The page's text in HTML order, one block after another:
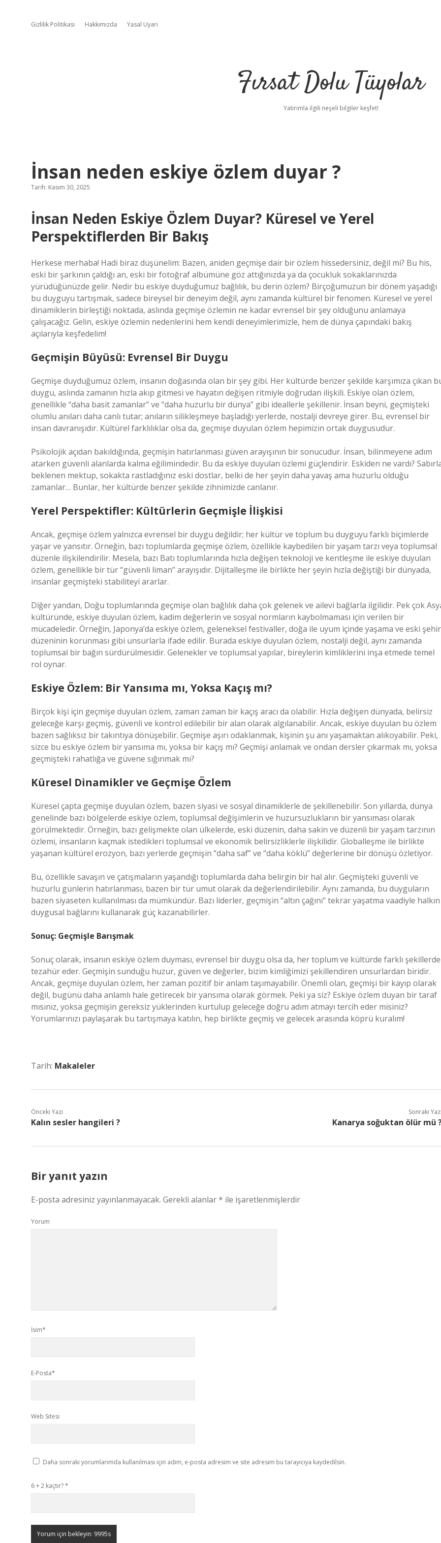
Gizlilik Politikası Hakkımızda Yasal Uyarı
Fırsat Dolu Tüyolar
Yatırımla ilgili neşeli bilgiler keşfet!
İnsan neden eskiye özlem duyar ?
Tarih: Kasım 30, 2025
İnsan Neden Eskiye Özlem Duyar? Küresel ve Yerel
Perspektiflerden Bir Bakış
Herkese merhaba! Hadi biraz düşünelim: Bazen, aniden geçmişe dair bir özlem hissedersiniz, değil mi? Bu his,
eski bir şarkının çaldığı an, eski bir fotoğraf albümüne göz attığınızda ya da çocukluk sokaklarınızda
yürüdüğünüzde gelir. Nedir bu eskiye duyduğumuz bağlılık, bu derin özlem? Birçoğumuzun bir dönem yaşadığı
bu duyguyu tartışmak, sadece bireysel bir deneyim değil, aynı zamanda kültürel bir fenomen. Küresel ve yerel
dinamiklerin birleştiği noktada, aslında geçmişe özlemin ne kadar evrensel bir şey olduğunu anlamaya
çalışacağız. Gelin, eskiye özlemin nedenlerini hem kendi deneyimlerimizle, hem de dünya çapındaki bakış
açılarıyla keşfedelim!
Geçmişin Büyüsü: Evrensel Bir Duygu
Geçmişe duyduğumuz özlem, insanın doğasında olan bir şey gibi. Her kültürde benzer şekilde karşımıza çıkan
duygu, aslında zamanın hızla akıp gitmesi ve hayatın değişen ritmiyle doğrudan ilişkili. Eskiye olan özlem,
genellikle “daha basit zamanlar” ve “daha huzurlu bir dünya” gibi ideallerle şekillenir. İnsan beyni, geçmişteki
olumlu anıları daha canlı tutar; anıların silikleşmeye başladığı yerlerde, nostalji devreye girer. Bu, evrensel bir
insan davranışıdır. Kültürel farklılıklar olsa da, geçmişe duyulan özlem hepimizin ortak duygusudur.
Psikolojik açıdan bakıldığında, geçmişin hatırlanması güven arayışının bir sonucudur. İnsan, bilinmeyene adım
atarken güvenli alanlarda kalma eğilimindedir. Bu da eskiye duyulan özlemi güçlendirir. Eskiden ne vardı?
beklenen mektup, sokakta rastladığınız eski dostlar, belki de her şeyin daha yavaş ama huzurlu olduğu
zamanlar… Bunlar, her kültürde benzer şekilde zihnimizde canlanır.
Yerel Perspektifler: Kültürlerin Geçmişle İlişkisi
Ancak, geçmişe özlem yalnızca evrensel bir duygu değildir; her kültür ve toplum bu duyguyu farklı biçimlerde
yaşar ve yansıtır. Örneğin, bazı toplumlarda geçmişe özlem, özellikle kaybedilen bir yaşam tarzı veya toplumsal
düzenle ilişkilendirilir. Mesela, bazı Batı toplumlarında hızla değişen teknoloji ve kentleşme ile eskiye duyulan
özlem, genellikle bir tür “güvenli liman” arayışıdır. Dijitalleşme ile birlikte her şeyin hızla değiştiği bir dünyada,
insanlar geçmişteki stabiliteyi ararlar.
Diğer yandan, Doğu toplumlarında geçmişe olan bağlılık daha çok gelenek ve ailevi bağlarla ilgilidir. Pek çok
kültüründe, eskiye duyulan özlem, kadim değerlerin ve sosyal normların kaybolmaması için verilen bir
mücadeledir. Örneğin, Japonya’da eskiye özlem, geleneksel festivaller, doğa ile uyum içinde yaşama ve eski şehir
düzeninin korunması gibi unsurlarla ifade edilir. Burada eskiye duyulan özlem, nostalji değil, aynı zamanda
toplumsal bir bağın sürdürülmesidir. Gelenekler ve toplumsal yapılar, bireylerin kimliklerini inşa etmede temel
rol oynar.
Eskiye Özlem: Bir Yansıma mı, Yoksa Kaçış mı?
Birçok kişi için geçmişe duyulan özlem, zaman zaman bir kaçış aracı da olabilir. Hızla değişen dünyada, belirsiz
geleceğe karşı geçmiş, güvenli ve kontrol edilebilir bir alan olarak algılanabilir. Ancak, eskiye duyulan bu özlem
bazen sağlıksız bir takıntıya dönüşebilir. Geçmişe aşırı odaklanmak, kişinin şu anı yaşamaktan alıkoyabilir. Peki,
sizce bu eskiye özlem bir yansıma mı, yoksa bir kaçış mı? Geçmişi anlamak ve ondan dersler çıkarmak mı, yoksa
geçmişteki rahatlığa ve güvene sığınmak mı?
Küresel Dinamikler ve Geçmişe Özlem
Küresel çapta geçmişe duyulan özlem, bazen siyasi ve sosyal dinamiklerle de şekillenebilir. Son yıllarda, dünya
genelinde bazı bölgelerde eskiye özlem, toplumsal değişimlerin ve huzursuzlukların bir yansıması olarak
görülmektedir. Örneğin, bazı gelişmekte olan ülkelerde, eski düzenin, daha sakin ve düzenli bir yaşam tarzının
özlemi, insanların kaçmak istedikleri toplumsal ve ekonomik belirsizliklerle ilişkilidir. Globalleşme ile birlikte
yaşanan kültürel erozyon, bazı yerlerde geçmişin “daha saf” ve “daha köklü” değerlerine bir dönüşü özletiyor.
Bu, özellikle savaşın ve çatışmaların yaşandığı toplumlarda daha belirgin bir hal alır. Geçmişteki güvenli ve
huzurlu günlerin hatırlanması, bazen bir tür umut olarak da değerlendirilebilir. Aynı zamanda, bu duyguların
bazen siyaseten kullanılması da mümkündür. Bazı liderler, geçmişin “altın çağını” tekrar yaşatma vaadiyle halkın
duygusal bağlarını kullanarak güç kazanabilirler.
Sonuç: Geçmişle Barışmak
Sonuç olarak, insanın eskiye özlem duyması, evrensel bir duygu olsa da, her toplum ve kültürde farklı şekillerde
tezahür eder. Geçmişin sunduğu huzur, güven ve değerler, bizim kimliğimizi şekillendiren unsurlardan biridir.
Ancak, geçmişe duyulan özlem, her zaman pozitif bir anlam taşımayabilir. Önemli olan, geçmişi bir kayıp olarak
değil, bugünü daha anlamlı hale getirecek bir yansıma olarak görmek. Peki ya siz? Eskiye özlem duyan bir taraf
mısınız, yoksa geçmişin gereksiz yüklerinden kurtulup geleceğe doğru adım atmayı tercih eder misiniz?
Yorumlarınızı paylaşarak bu tartışmaya katılın, hep birlikte geçmiş ve gelecek arasında köprü kuralım!
Tarih: Makaleler
Önceki Yazı
Kalın sesler hangileri ?
Sonraki Yazı
Kanarya soğuktan ölür mü
Bir yanıt yazın
E-posta adresiniz yayınlanmayacak. Gerekli alanlar* ile işaretlenmişlerdir
Yorum
İsim*
E-Posta*
Web Sitesi
Daha sonraki yorumlarımda kullanılması için adım, e-posta adresim ve site adresim bu tarayıcıya kaydedilsin.
6 + 2 kaçtır?*